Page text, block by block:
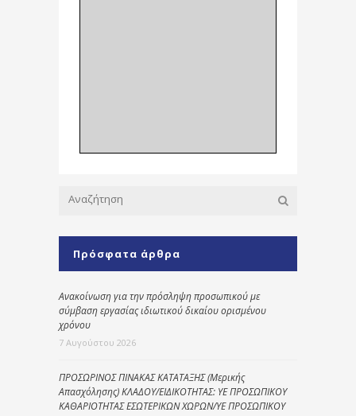
Πρόσφατα άρθρα
Ανακοίνωση για την πρόσληψη προσωπικού με
σύμβαση εργασίας ιδιωτικού δικαίου ορισμένου
χρόνου
7 Αυγούστου 2026
ΠΡΟΣΩΡΙΝΟΣ ΠΙΝΑΚΑΣ ΚΑΤΑΤΑΞΗΣ (Μερικής
Απασχόλησης) ΚΛΑΔΟΥ/ΕΙΔΙΚΟΤΗΤΑΣ: ΥΕ ΠΡΟΣΩΠΙΚΟΥ
ΚΑΘΑΡΙΟΤΗΤΑΣ ΕΣΩΤΕΡΙΚΩΝ ΧΩΡΩΝ/ΥΕ ΠΡΟΣΩΠΙΚΟΥ